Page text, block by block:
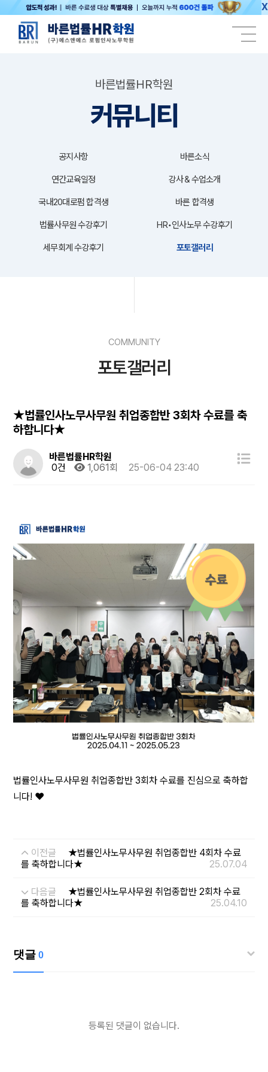
X
바른법률HR학원
커뮤니티
공지사항 바른소식
연간교육일정 강사＆수업소개
국내20대로펌 합격생 바른 합격생
법률사무원 수강후기 HR•인사노무 수강후기
세무회계 수강후기 포토갤러리
COMMUNITY
포토갤러리
★법률인사노무사무원 취업종합반 3회차 수료를 축
하합니다★
바른법률HR학원
0건
1,061회 25-06-04 23:40
법률인사노무사무원 취업종합반 3회차 수료를 진심으로 축하합
니다! ❤️
이전글
★법률인사노무사무원 취업종합반 4회차 수료
를 축하합니다★
25.07.04
다음글
★법률인사노무사무원 취업종합반 2회차 수료
를 축하합니다★
25.04.10
댓글 0
등록된 댓글이 없습니다.